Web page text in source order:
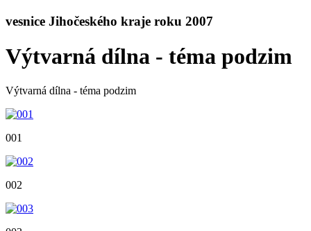
vesnice Jihočeského kraje roku 2007
Výtvarná dílna - téma podzim
Výtvarná dílna - téma podzim
001
002